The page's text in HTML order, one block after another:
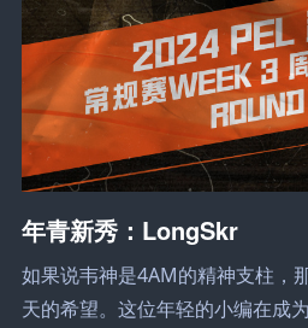
年青新秀：LongSkr
如果说韦神是4AM的精神支柱，
天的希望。这位年轻的小编在成